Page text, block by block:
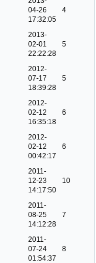
04-26
17:32:05
4
2013-
02-01
22:22:28
5
2012-
07-17
18:39:28
5
2012-
02-12
16:35:18
6
2012-
02-12
00:42:17
6
2011-
12-23
14:17:50
10
2011-
08-25
14:12:28
7
2011-
07-24
01:54:37
8